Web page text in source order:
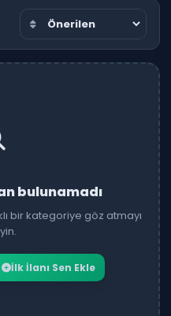
bulunamadı
bir kategoriye göz atmayı
İlk İlanı Sen Ekle